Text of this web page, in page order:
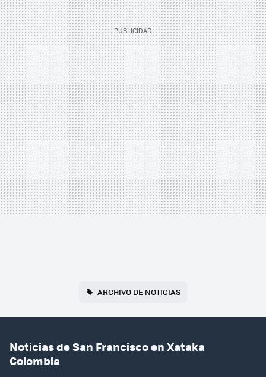
ARCHIVO DE NOTICIAS
Noticias de San Francisco en Xataka
Colombia